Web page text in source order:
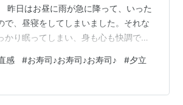
昨日はお昼に雨が急に降って、いった
で、昼寝をしてしまいました。それな
かり眠ってしまい、身も心も快調で
も横になっているだけでも効果はある
日、運がいいのです。まずは金曜日。
何の根拠もなく傘が目について、つい
感 #お寿司♪お寿司♪お寿司♪ #夕立